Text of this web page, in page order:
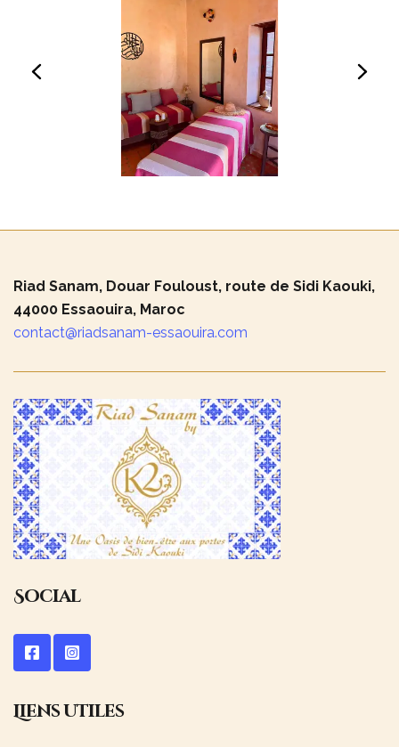
Riad Sanam, Douar Fouloust, route de Sidi Kaouki,
44000 Essaouira, Maroc
contact@riadsanam-essaouira.com
Social
Liens utiles